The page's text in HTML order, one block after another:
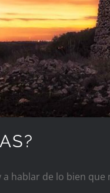
a hablar de lo bien